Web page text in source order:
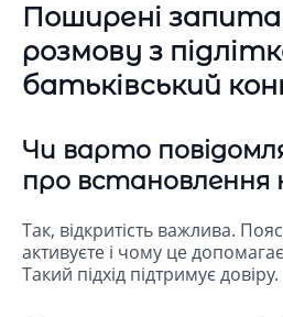
Поширені
розмову з
батьківський
Чи варто
про
Так, відкритість важлива.
активуєте і чому це
Такий підхід підтримує довіру.